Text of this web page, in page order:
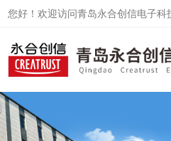
您好！欢迎访问青岛永合创信电子科